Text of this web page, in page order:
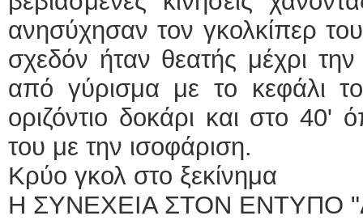
ανησύχησαν τον γκολκίπερ
σχεδόν ήταν θεατής μέχρι
από γύρισμα με το κεφάλι
οριζόντιο δοκάρι και στο 40'
του με την ισοφάριση.
Κρύο γκολ στο ξεκίνημα
Η ΣΥΝΕΧΕΙΑ ΣΤΟΝ ΕΝΤΥΠΟ